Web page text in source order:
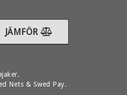
JÄMFÖR
Nets & Swed Pay.